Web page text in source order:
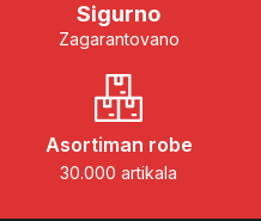
Sigurno
Zagarantovano
Asortiman robe
30.000 artikala